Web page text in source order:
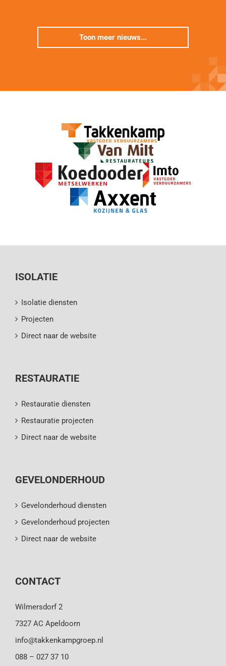
Toon meer nieuws...
ISOLATIE
Isolatie diensten
Projecten
Direct naar de website
RESTAURATIE
Restauratie diensten
Restauratie projecten
Direct naar de website
GEVELONDERHOUD
Gevelonderhoud diensten
Gevelonderhoud projecten
Direct naar de website
CONTACT
Wilmersdorf 2
7327 AC Apeldoorn
info@takkenkampgroep.nl
088 – 027 37 10